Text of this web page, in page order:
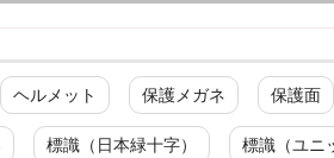
ヘルメット 保護メガネ 保護面
標識（日本緑十字） 標識（ユニ